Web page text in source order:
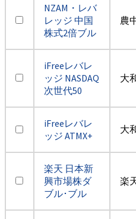
NZAM・レバ
レッジ 中国
株式2倍ブル
農
iFreeレバレ
ッジ NASDAQ
次世代50
大
iFreeレバレ
ッジ ATMX+
大
楽天 日本新
興市場株ダ
ブル･ブル
楽